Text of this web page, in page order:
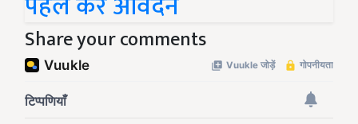
Share your comments